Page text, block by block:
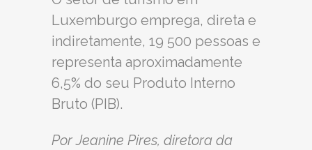
Luxemburgo emprega, direta e
indiretamente, 19 500 pessoas e
representa aproximadamente
6,5% do seu Produto Interno
Bruto (PIB).
Por Jeanine Pires, diretora da